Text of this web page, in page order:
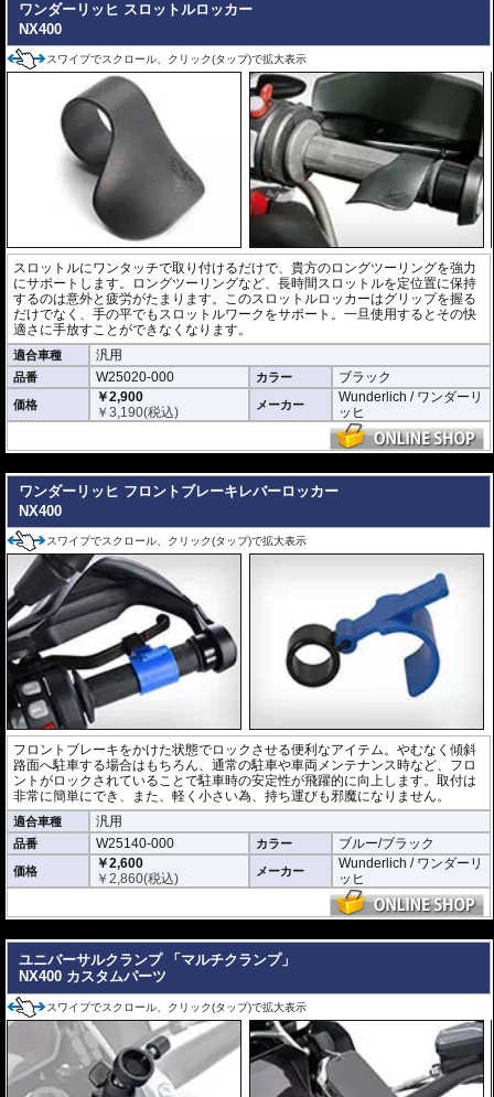
ワンダーリッヒ スロットルロッカー
NX400
スワイプでスクロール、クリック(タップ)で拡大表示
スロットルにワンタッチで取り付けるだけで、貴方のロングツーリングを強力
にサポートします。ロングツーリングなど、長時間スロットルを定位置に保持
するのは意外と疲労がたまります。このスロットルロッカーはグリップを握る
だけでなく、手の平でもスロットルワークをサポート。一旦使用するとその快
適さに手放すことができなくなります。
適合車種 汎用
品番 W25020-000 カラー ブラック
価格
￥2,900
￥3,190(税込) メーカー
Wunderlich / ワンダーリ
ッヒ
ワンダーリッヒ フロントブレーキレバーロッカー
NX400
スワイプでスクロール、クリック(タップ)で拡大表示
フロントブレーキをかけた状態でロックさせる便利なアイテム。やむなく傾斜
路面へ駐車する場合はもちろん、通常の駐車や車両メンテナンス時など、フロ
ントがロックされていることで駐車時の安定性が飛躍的に向上します。取付は
非常に簡単にでき、また、軽く小さい為、持ち運びも邪魔になりません。
適合車種 汎用
品番 W25140-000 カラー ブルー/ブラック
価格
￥2,600
￥2,860(税込) メーカー
Wunderlich / ワンダーリ
ッヒ
ユニバーサルクランプ 「マルチクランプ」
NX400 カスタムパーツ
スワイプでスクロール、クリック(タップ)で拡大表示